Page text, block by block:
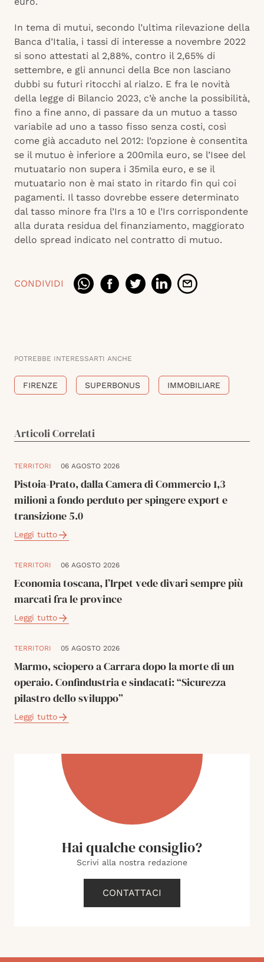
In tema di mutui, secondo l’ultima rilevazione della
Banca d’Italia, i tassi di interesse a novembre 2022
si sono attestati al 2,88%, contro il 2,65% di
settembre, e gli annunci della Bce non lasciano
dubbi su futuri ritocchi al rialzo. E fra le novità
della legge di Bilancio 2023, c’è anche la possibilità,
fino a fine anno, di passare da un mutuo a tasso
variabile ad uno a tasso fisso senza costi, così
come già accaduto nel 2012: l’opzione è consentita
se il mutuo è inferiore a 200mila euro, se l’Isee del
mutuatario non supera i 35mila euro, e se il
mutuatario non è mai stato in ritardo fin qui coi
pagamenti. Il tasso dovrebbe essere determinato
dal tasso minore fra l’Irs a 10 e l’Irs corrispondente
alla durata residua del finanziamento, maggiorato
dello spread indicato nel contratto di mutuo.
CONDIVIDI
POTREBBE INTERESSARTI ANCHE
FIRENZE SUPERBONUS IMMOBILIARE
Articoli Correlati
TERRITORI 06 AGOSTO 2026
Pistoia-Prato, dalla Camera di Commercio 1,3
milioni a fondo perduto per spingere export e
transizione 5.0
Leggi tutto
TERRITORI 06 AGOSTO 2026
Economia toscana, l’Irpet vede divari sempre più
marcati fra le province
Leggi tutto
TERRITORI 05 AGOSTO 2026
Marmo, sciopero a Carrara dopo la morte di un
operaio. Confindustria e sindacati: “Sicurezza
pilastro dello sviluppo”
Leggi tutto
Hai qualche consiglio?
Scrivi alla nostra redazione
CONTATTACI